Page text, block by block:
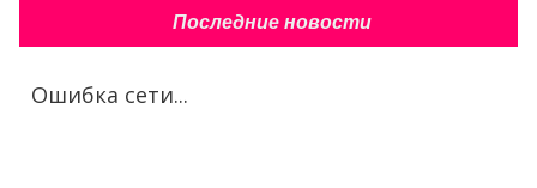
Последние новости
Ошибка сети...